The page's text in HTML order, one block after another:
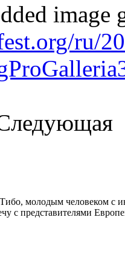
image
ru/
молодым человеком с
с представителями